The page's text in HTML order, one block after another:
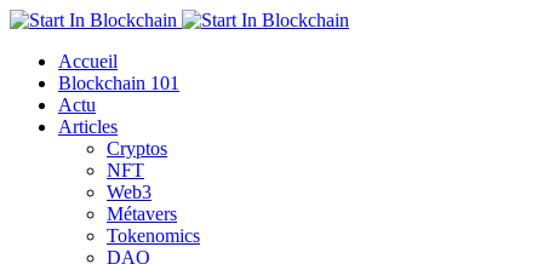
Accueil
Blockchain 101
Actu
Articles
Cryptos
NFT
Web3
Métavers
Tokenomics
DAO